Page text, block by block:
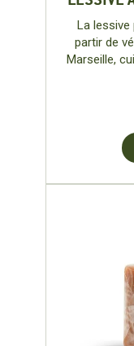
La
partir de
Marseille,